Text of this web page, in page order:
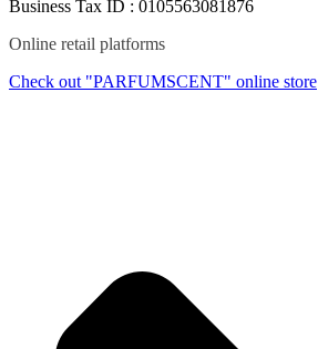
Business Tax ID : 0105563081876
Online retail platforms
Check out "PARFUMSCENT" online store